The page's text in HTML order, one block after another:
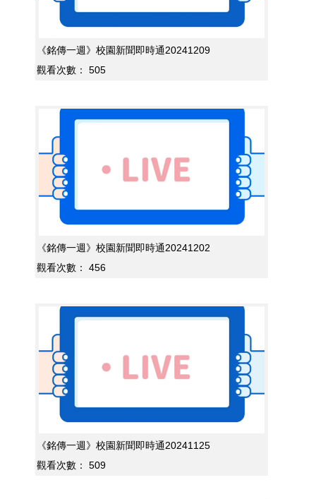
《銘傳一週》校園新聞即時通20241209
觀看次數：
505
《銘傳一週》校園新聞即時通20241202
觀看次數：
456
《銘傳一週》校園新聞即時通20241125
觀看次數：
509